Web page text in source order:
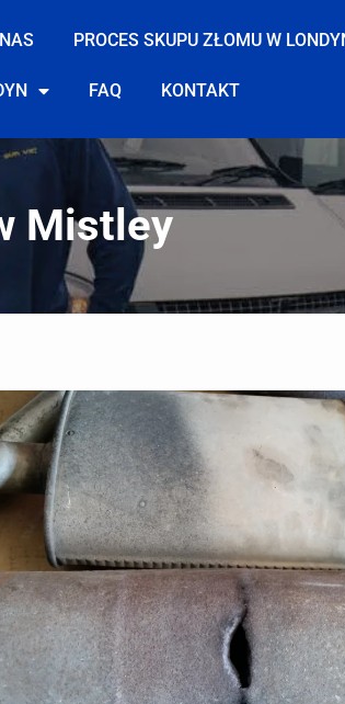
PROCES SKUPU ZŁOMU W
FAQ KONTAKT
Mistley